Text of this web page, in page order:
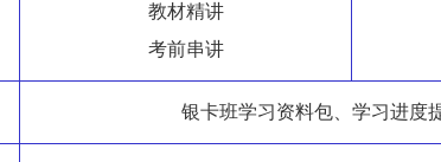
教材精讲
考前串讲
银卡班学习资料包、学习进度